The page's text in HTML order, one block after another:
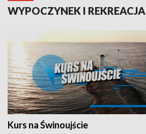
WYPOCZYNEK I REKREACJA
Kurs na Świnoujście